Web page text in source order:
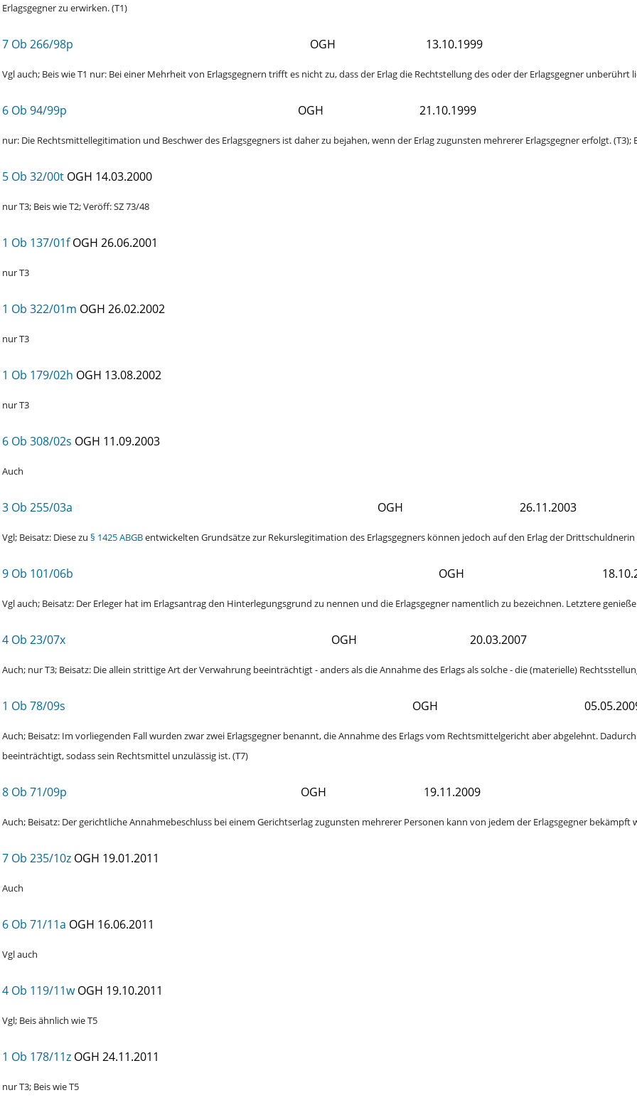
Erlagsgegner zu erwirken. (T1)
7 Ob 266/98p OGH 13.10.1999
Vgl auch; Beis wie T1 nur: Bei einer Mehrheit von Erlagsgegnern trifft es nicht zu, dass der Erlag die Rechtstellung des oder der Erlagsgegner unberührt
6 Ob 94/99p OGH 21.10.1999
nur: Die Rechtsmittellegitimation und Beschwer des Erlagsgegners ist daher zu bejahen, wenn der Erlag zugunsten mehrerer Erlagsgegner erfolgt. (T3);
5 Ob 32/00t OGH 14.03.2000
nur T3; Beis wie T2; Veröff: SZ 73/48
1 Ob 137/01f OGH 26.06.2001
nur T3
1 Ob 322/01m OGH 26.02.2002
nur T3
1 Ob 179/02h OGH 13.08.2002
nur T3
6 Ob 308/02s OGH 11.09.2003
Auch
3 Ob 255/03a OGH 26.11.2003
Vgl; Beisatz: Diese zu § 1425 ABGBentwickelten Grundsätze zur Rekurslegitimation des Erlagsgegners können jedoch auf den Erlag der
9 Ob 101/06b OGH
Vgl auch; Beisatz: Der Erleger hat im Erlagsantrag den Hinterlegungsgrund zu nennen und die Erlagsgegner namentlich zu bezeichnen. Letztere
4 Ob 23/07x OGH 20.03.2007
Auch; nur T3; Beisatz: Die allein strittige Art der Verwahrung beeinträchtigt - anders als die Annahme des Erlags als solche - die (materielle)
1 Ob 78/09s OGH
Auch; Beisatz: Im vorliegenden Fall wurden zwar zwei Erlagsgegner benannt, die Annahme des Erlags vom Rechtsmittelgericht aber abgelehnt.
beeinträchtigt, sodass sein Rechtsmittel unzulässig ist. (T7)
8 Ob 71/09p OGH 19.11.2009
Auch; Beisatz: Der gerichtliche Annahmebeschluss bei einem Gerichtserlag zugunsten mehrerer Personen kann von jedem der Erlagsgegner bekämpft
7 Ob 235/10z OGH 19.01.2011
Auch
6 Ob 71/11a OGH 16.06.2011
Vgl auch
4 Ob 119/11w OGH 19.10.2011
Vgl; Beis ähnlich wie T5
1 Ob 178/11z OGH 24.11.2011
nur T3; Beis wie T5